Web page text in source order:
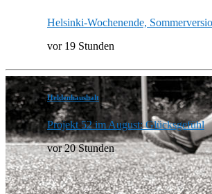
Helsinki-Wochenende,
vor 19 Stunden
Heldenhaushalt
Projekt 52 im August: Glücksgefühl
vor 20 Stunden